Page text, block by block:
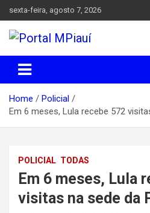
to
content
sexta-feira, agosto 7, 2026
Portal MPiauí
Parnaíba
Home
Policial
Em 6 meses, Lula recebe 572
POLICIAL TODAS
Em 6 meses, Lula
visitas na sede da